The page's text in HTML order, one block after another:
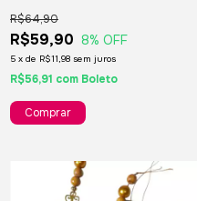
R$59,90
R$64,90
8% OFF
5 x de R$11,98 sem juros
R$56,91 com Boleto